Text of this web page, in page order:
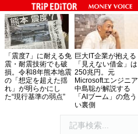
「震度7」に耐える免
震・耐震技術でも破
損。令和8年熊本地震
の「想定を超えた揺
れ」が明らかにし
た“現行基準の弱点”
巨大IT企業が抱える
「見えない借金」は
250兆円。元
Microsoftエンジニア
中島聡が解説する
「AIブーム」の危う
い裏側